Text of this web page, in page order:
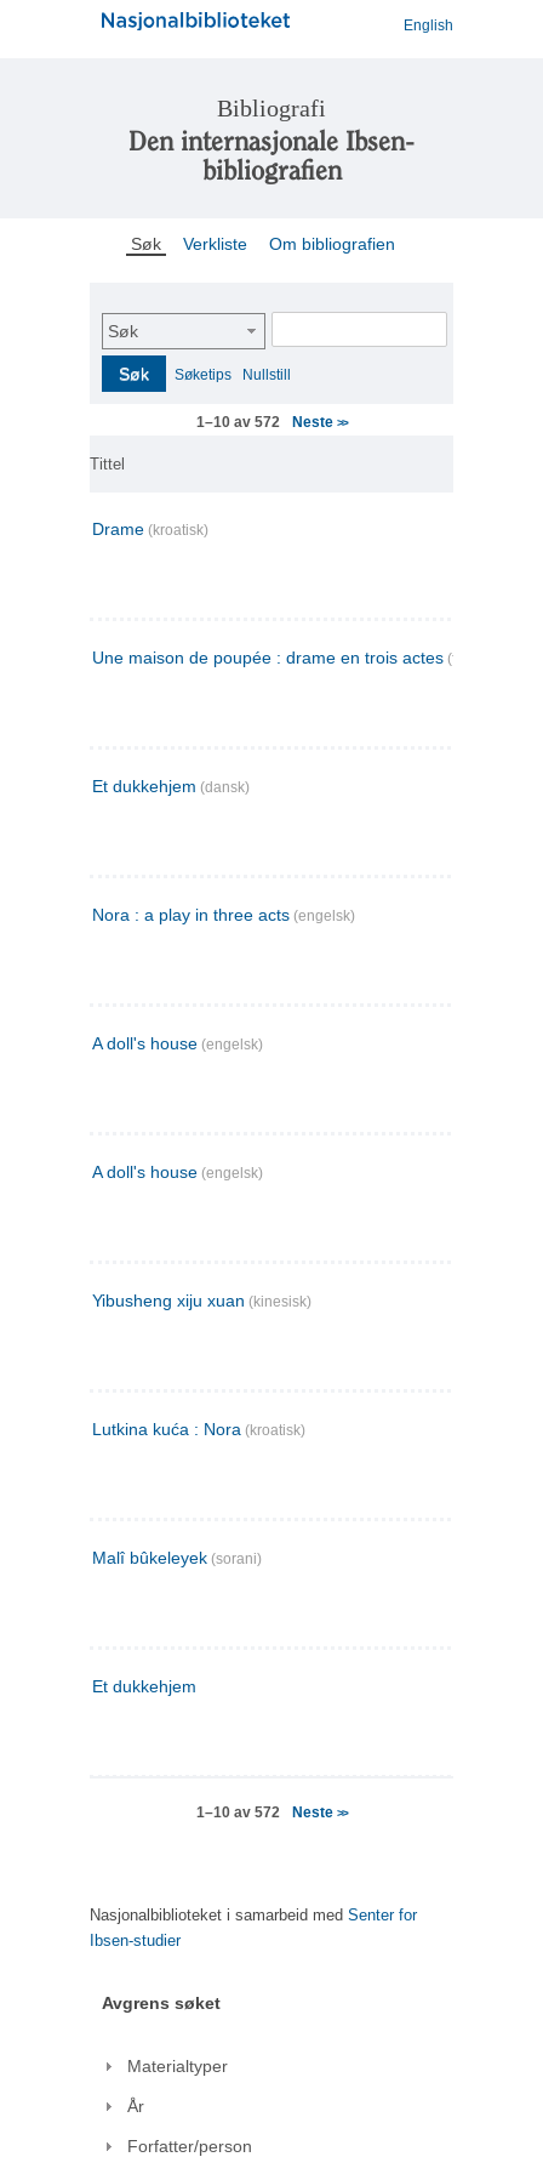
English
Bibliografi
Den internasjonale Ibsen-
bibliografien
Søk Verkliste Om bibliografien
Søk
Søk Søketips Nullstill
1–10 av 572 Neste >>
Tittel
Drame (kroatisk)
Une maison de poupée : drame en trois actes (fransk)
Et dukkehjem (dansk)
Nora : a play in three acts (engelsk)
A doll's house (engelsk)
A doll's house (engelsk)
Yibusheng xiju xuan (kinesisk)
Lutkina kuća : Nora (kroatisk)
Malî bûkeleyek (sorani)
Et dukkehjem
1–10 av 572 Neste >>
Nasjonalbiblioteket i samarbeid med Senter for
Ibsen-studier
Avgrens søket
Materialtyper
År
Forfatter/person